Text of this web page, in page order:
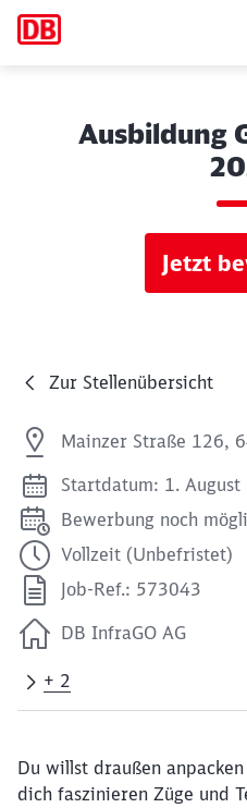
Ausbildung
Jetzt
Zur Stellenübersicht
Mainzer Straße 126,
Startdatum: 1. August
Bewerbung noch
Vollzeit (Unbefristet)
Job-Ref.: 573043
DB InfraGO AG
+ 2
Du willst draußen
dich faszinieren Züge und